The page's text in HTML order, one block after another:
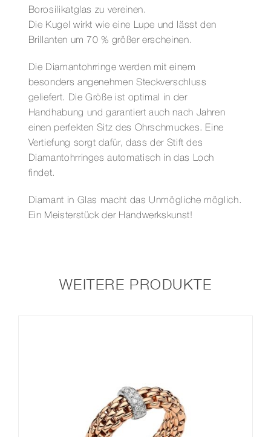
Menge
Borosilikatglas zu vereinen.
Die Kugel wirkt wie eine Lupe und lässt den
Brillanten um 70 % größer erscheinen.
Die Diamantohrringe werden mit einem
besonders angenehmen Steckverschluss
geliefert. Die Größe ist optimal in der
Handhabung und garantiert auch nach Jahren
einen perfekten Sitz des Ohrschmuckes. Eine
Vertiefung sorgt dafür, dass der Stift des
Diamantohrringes automatisch in das Loch
findet.
Diamant in Glas macht das Unmögliche möglich.
Ein Meisterstück der Handwerkskunst!
WEITERE PRODUKTE